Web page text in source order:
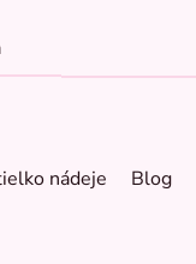
nádeje Blog